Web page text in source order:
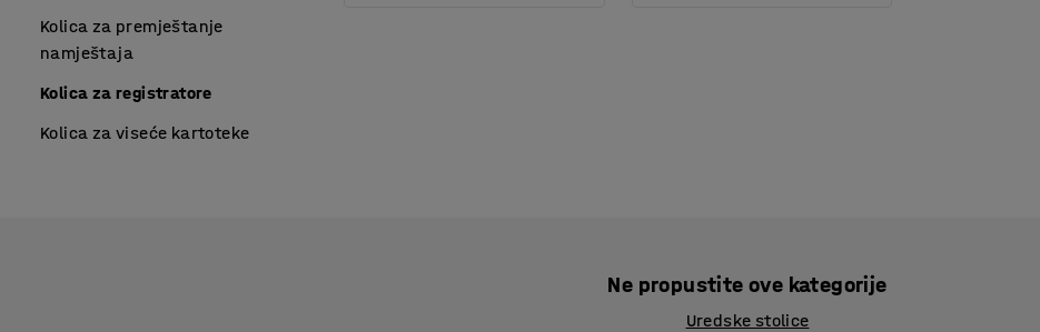
Kolica za premještanje
namještaja
Kolica za registratore
Kolica za viseće kartoteke
Ne propustite ove kategorije
Uredske stolice